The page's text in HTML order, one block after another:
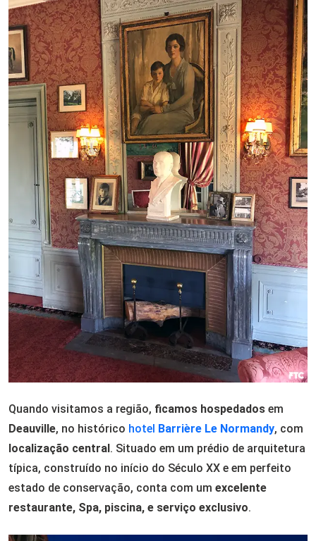
Quando visitamos a região, ficamos hospedados em
Deauville, no histórico hotel Barrière Le Normandy, com
localização central . Situado em um prédio de arquitetura
típica, construído no início do Século XX e em perfeito
estado de conservação, conta com um excelente
restaurante, Spa, piscina, e serviço exclusivo.